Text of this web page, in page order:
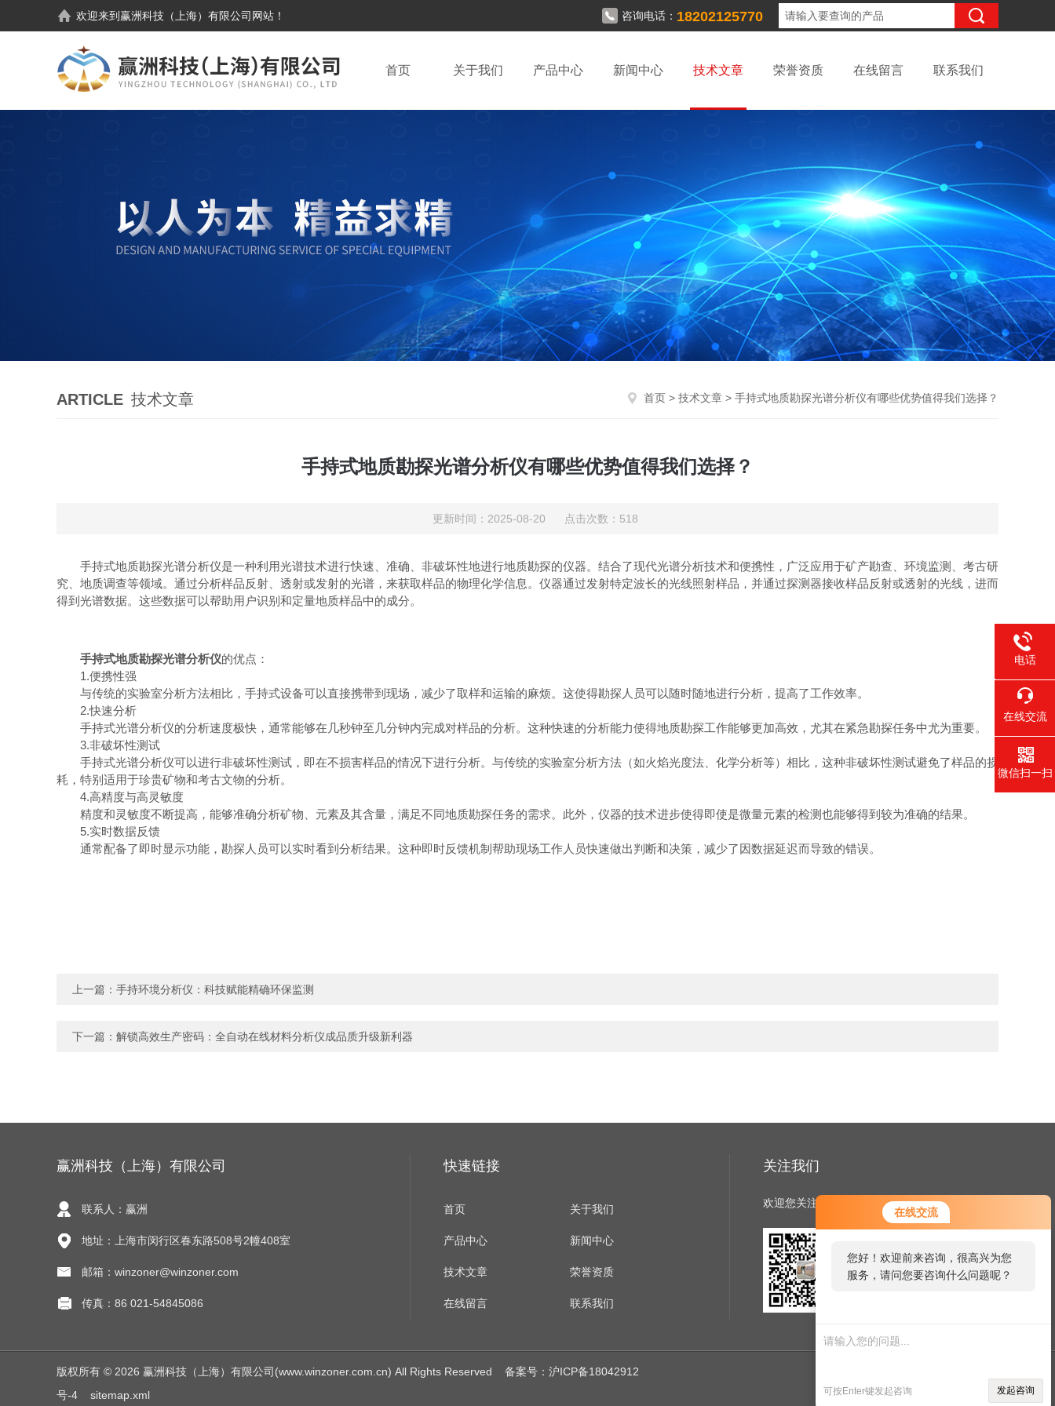
在线交流
您好！欢迎前来咨询，很高兴为您
服务，请问您要咨询什么问题呢？
了需求产品，您可以直接在线与我
联系！
可按Enter键发起咨询 发起咨询
欢迎来到 赢洲科技（上海）有限公司 网站！ 咨询电话： 18202125770
首页 关于我们 产品中心 新闻中心 技术文章 荣誉资质 在线留言 联系我们
ARTICLE 技术文章 首页 > 技术文章 > 手持式地质勘探光谱分析仪有哪些优势值得我们选择？
手持式地质勘探光谱分析仪有哪些优势值得我们选择？
更新时间：2025-08-20 点击次数：518
手持式地质勘探光谱分析仪是一种利用光谱技术进行快速、准确、非破坏性地进行地质勘探的仪器。结合了现代光谱分析技术和便携性，广泛应用于矿产勘查、环境监测、考古研
究、地质调查等领域。通过分析样品反射、透射或发射的光谱，来获取样品的物理化学信息。仪器通过发射特定波长的光线照射样品，并通过探测器接收样品反射或透射的光线，进而
得到光谱数据。这些数据可以帮助用户识别和定量地质样品中的成分。
手持式地质勘探光谱分析仪的优点：
1.便携性强
与传统的实验室分析方法相比，手持式设备可以直接携带到现场，减少了取样和运输的麻烦。这使得勘探人员可以随时随地进行分析，提高了工作效率。
2.快速分析
手持式光谱分析仪的分析速度极快，通常能够在几秒钟至几分钟内完成对样品的分析。这种快速的分析能力使得地质勘探工作能够更加高效，尤其在紧急勘探任务中尤为重要。
3.非破坏性测试
手持式光谱分析仪可以进行非破坏性测试，即在不损害样品的情况下进行分析。与传统的实验室分析方法（如火焰光度法、化学分析等）相比，这种非破坏性测试避免了样品的损
耗，特别适用于珍贵矿物和考古文物的分析。
4.高精度与高灵敏度
精度和灵敏度不断提高，能够准确分析矿物、元素及其含量，满足不同地质勘探任务的需求。此外，仪器的技术进步使得即使是微量元素的检测也能够得到较为准确的结果。
5.实时数据反馈
通常配备了即时显示功能，勘探人员可以实时看到分析结果。这种即时反馈机制帮助现场工作人员快速做出判断和决策，减少了因数据延迟而导致的错误。
上一篇： 手持环境分析仪：科技赋能精确环保监测
下一篇： 解锁高效生产密码：全自动在线材料分析仪成品质升级新利器
赢洲科技（上海）有限公司
联系人：赢洲
地址：上海市闵行区春东路508号2幢408室
邮箱：winzoner@winzoner.com
传真：86 021-54845086
快速链接
首页 关于我们
产品中心 新闻中心
技术文章 荣誉资质
在线留言 联系我们
关注我们
欢迎您关注我们的微信公众号了解更多信息
扫一扫
版权所有 © 2026 赢洲科技（上海）有限公司(www.winzoner.com.cn) All Rights Reserved 备案号：沪ICP备18042912
号-4
sitemap.xml
电话
400-
在线交流
微信扫一扫